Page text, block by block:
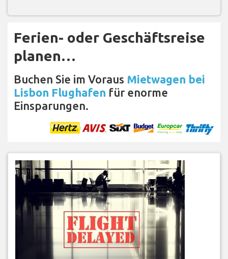
Ferien- oder Geschäftsreise
planen…
Buchen Sie im Voraus Mietwagen bei
Lisbon Flughafen für enorme
Einsparungen.